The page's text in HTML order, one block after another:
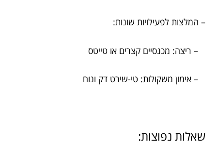
– המלצות לפעילויות שונות:
– ריצה: מכנסיים קצרים או טייטס
– אימון משקולות: טי-שירט דק ונוח
שאלות נפוצות: